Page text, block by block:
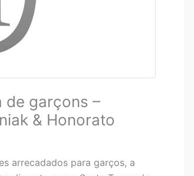
de garçons –
& Honorato
arrecadados para garços, a